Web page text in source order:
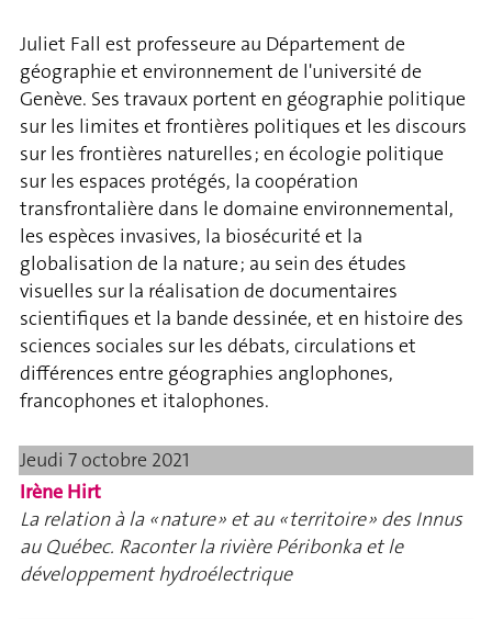
Juliet Fall est professeure au Département de
géographie et environnement de l'université de
Genève. Ses travaux portent en géographie politique
sur les limites et frontières politiques et les discours
sur les frontières naturelles ; en écologie politique
sur les espaces protégés, la coopération
transfrontalière dans le domaine environnemental,
les espèces invasives, la biosécurité et la
globalisation de la nature ; au sein des études
visuelles sur la réalisation de documentaires
scientifiques et la bande dessinée, et en histoire des
sciences sociales sur les débats, circulations et
différences entre géographies anglophones,
francophones et italophones.
Jeudi 7 octobre 2021
Irène Hirt
La relation à la « nature » et au « territoire » des Innus
au Québec. Raconter la rivière Péribonka et le
développement hydroélectrique